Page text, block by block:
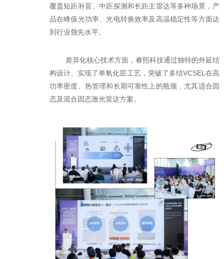
覆盖短距补盲、中距探测和长距主雷达等多种场景，产
品在峰值光功率、光电转换效率及高温稳定性等方面达
到行业领先水平。
差异化核心技术方面，睿熙科技通过独特的外延结
构设计、实现了单氧化层工艺，突破了多结VCSEL在高
功率密度、热管理和长期可靠性上的瓶颈，尤其适合固
态及混合固态激光雷达方案。